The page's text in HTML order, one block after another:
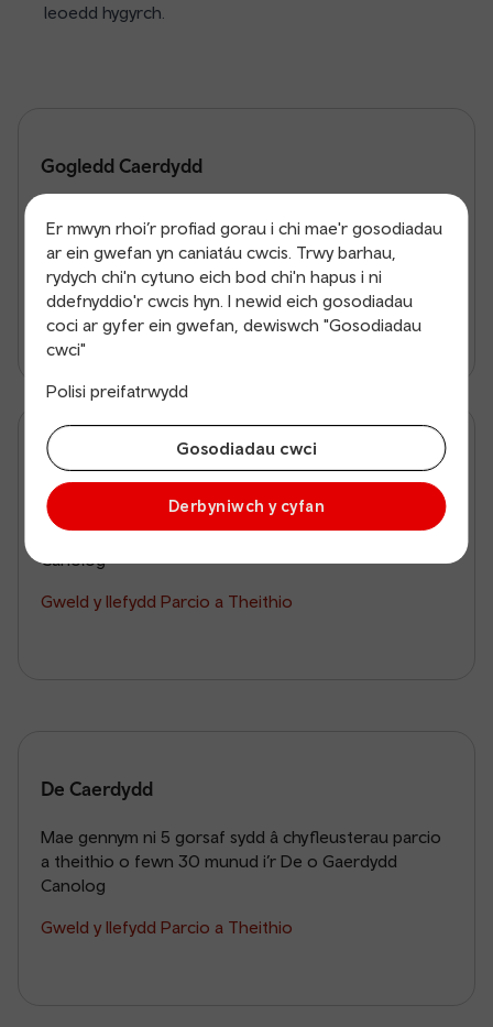
Er mwyn rhoi’r profiad gorau i chi mae'r gosodiadau
ar ein gwefan yn caniatáu cwcis. Trwy barhau,
rydych chi'n cytuno eich bod chi'n hapus i ni
ddefnyddio'r cwcis hyn. I newid eich gosodiadau
coci ar gyfer ein gwefan, dewiswch "Gosodiadau
cwci"
Polisi preifatrwydd
Gosodiadau cwci
Derbyniwch y cyfan
leoedd hygyrch.
Gogledd Caerdydd
a theithio o fewn 30 munud i’r Gogledd o Gaerdydd
Canolog
Gweld y llefydd Parcio a Theithio
Dwyrain Caerdydd
Mae gennym ni 5 gorsaf sydd â chyfleusterau parcio
a theithio o fewn 30 munud i’r Dwyrain o Gaerdydd
Canolog
Gweld y llefydd Parcio a Theithio
De Caerdydd
Mae gennym ni 5 gorsaf sydd â chyfleusterau parcio
a theithio o fewn 30 munud i’r De o Gaerdydd
Canolog
Gweld y llefydd Parcio a Theithio